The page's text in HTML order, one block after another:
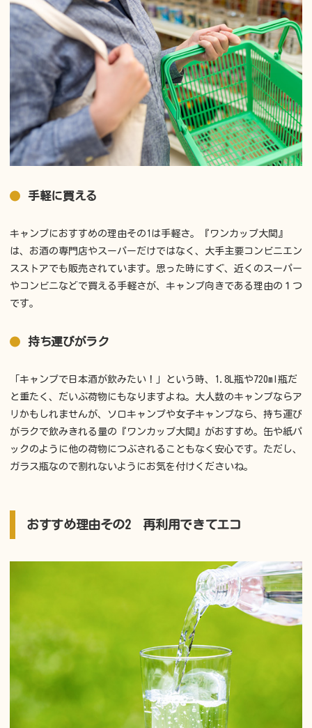
手軽に買える
キャンプにおすすめの理由その1は手軽さ。『ワンカップ大関』
は、お酒の専門店やスーパーだけではなく、大手主要コンビニエン
スストアでも販売されています。思った時にすぐ、近くのスーパー
やコンビニなどで買える手軽さが、キャンプ向きである理由の１つ
です。
持ち運びがラク
「キャンプで日本酒が飲みたい！」という時、1.8L瓶や720ml瓶だ
と重たく、だいぶ荷物にもなりますよね。大人数のキャンプならア
リかもしれませんが、ソロキャンプや女子キャンプなら、持ち運び
がラクで飲みきれる量の『ワンカップ大関』がおすすめ。缶や紙パ
ックのように他の荷物につぶされることもなく安心です。ただし、
ガラス瓶なので割れないようにお気を付けくださいね。
おすすめ理由その2 再利用できてエコ